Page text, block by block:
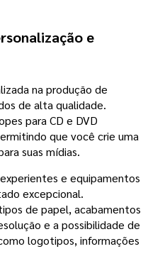
e
na produção de
de alta qualidade.
para CD e DVD
que você crie uma
suas mídias.
e equipamentos
excepcional.
de papel, acabamentos
e a possibilidade de
logotipos, informações